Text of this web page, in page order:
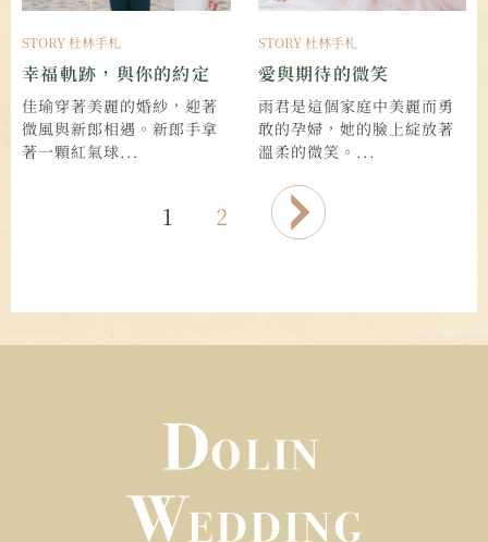
STORY 杜林手札
幸福軌跡，與你的約定
佳瑜穿著美麗的婚紗，迎著
微風與新郎相遇。新郎手拿
著一顆紅氣球...
STORY 杜林手札
愛與期待的微笑
雨君是這個家庭中美麗而勇
敢的孕婦，她的臉上綻放著
溫柔的微笑。...
1 2